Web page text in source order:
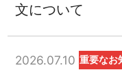
文について
2026.07.10 重要なお